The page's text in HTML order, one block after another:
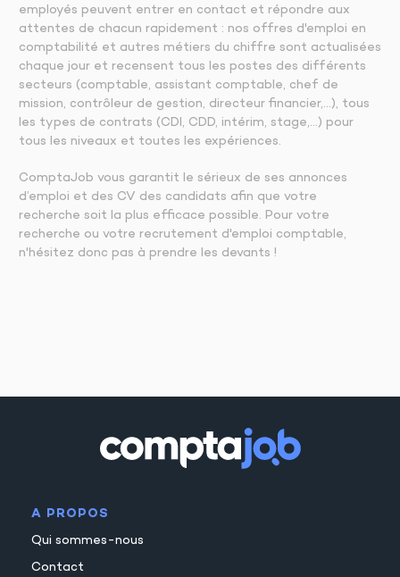
employés peuvent entrer en contact et répondre aux
attentes de chacun rapidement : nos offres d'emploi en
comptabilité et autres métiers du chiffre sont actualisées
chaque jour et recensent tous les postes des différents
secteurs (comptable, assistant comptable, chef de
mission, contrôleur de gestion, directeur financier,…), tous
les types de contrats (CDI, CDD, intérim, stage,…) pour
tous les niveaux et toutes les expériences.
ComptaJob vous garantit le sérieux de ses annonces
d’emploi et des CV des candidats afin que votre
recherche soit la plus efficace possible. Pour votre
recherche ou votre recrutement d'emploi comptable,
n'hésitez donc pas à prendre les devants !
A PROPOS
Qui sommes-nous
Contact